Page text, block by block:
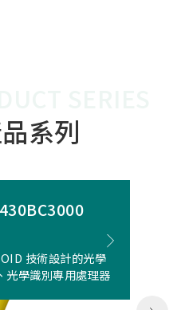
系列
技術設計的光學
光學識別專用處理器